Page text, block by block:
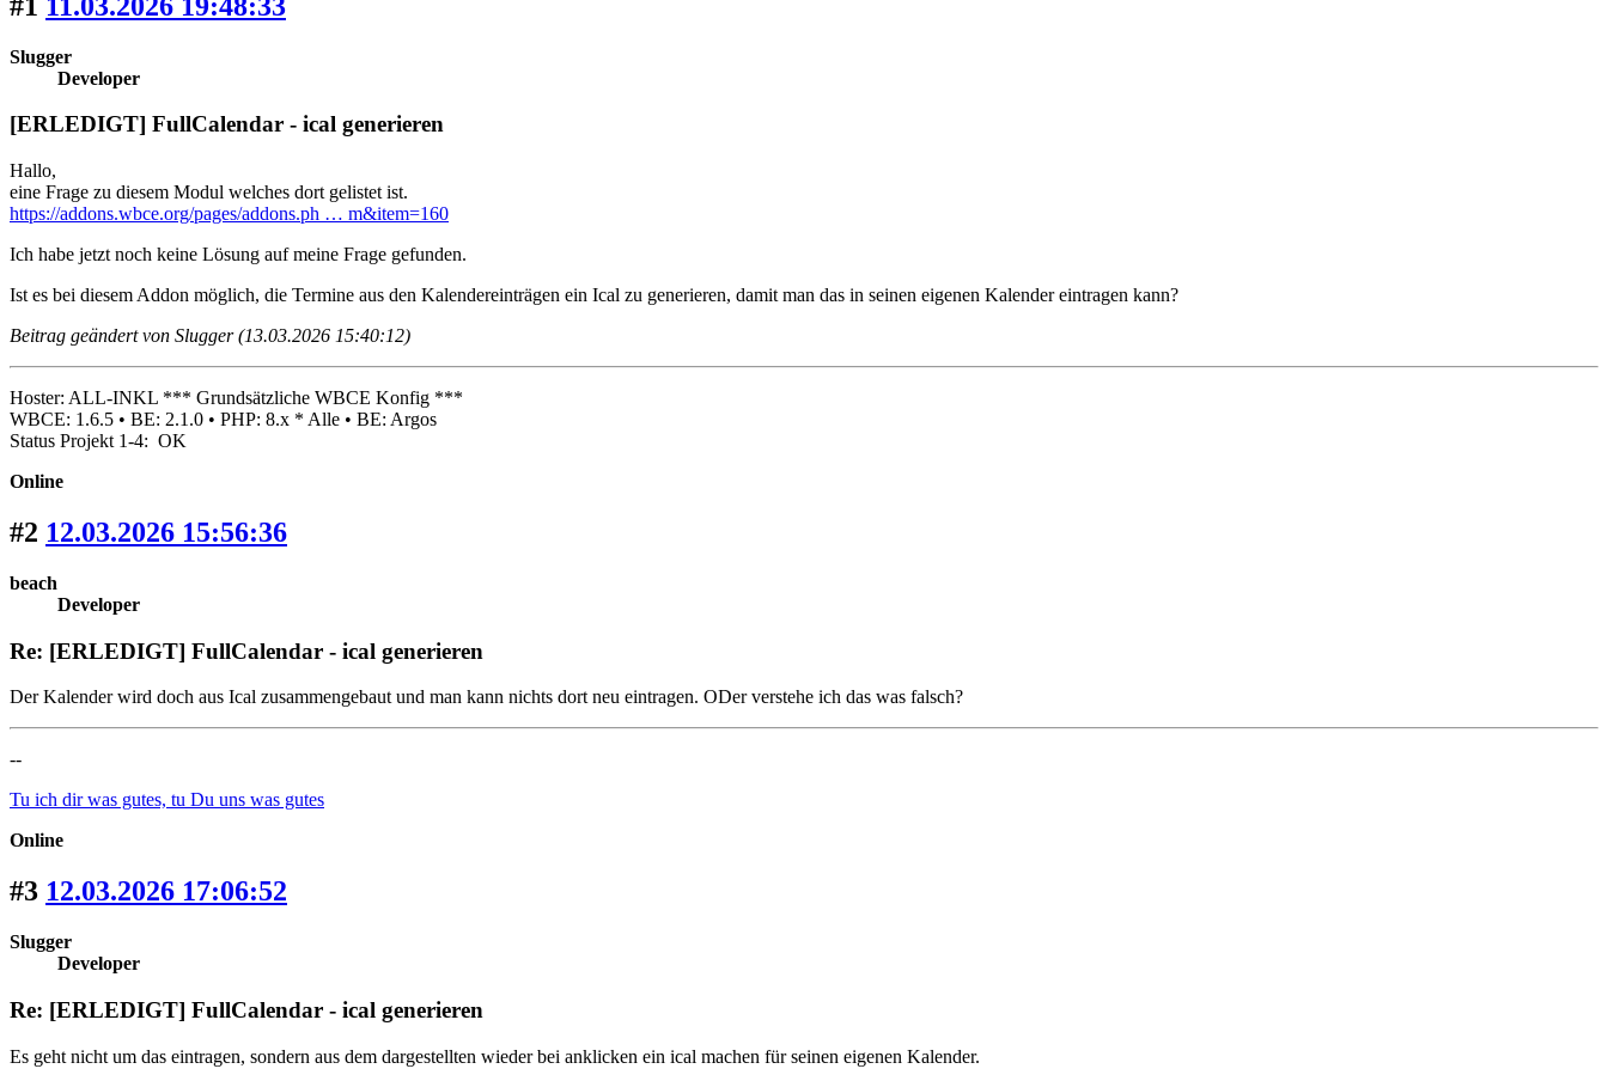
Slugger
Developer
[ERLEDIGT] FullCalendar - ical generieren
Hallo,
eine Frage zu diesem Modul welches dort gelistet ist.
https://addons.wbce.org/pages/addons.ph … m&item=160
Ich habe jetzt noch keine Lösung auf meine Frage gefunden.
Ist es bei diesem Addon möglich, die Termine aus den Kalendereinträgen ein Ical zu generieren, damit man das in seinen eigenen Kalender eintragen kann?
Beitrag geändert von Slugger (13.03.2026 15:40:12)
Hoster: ALL-INKL *** Grundsätzliche WBCE Konfig ***
WBCE: 1.6.5 • BE: 2.1.0 • PHP: 8.x * Alle • BE: Argos
Status Projekt 1-4: OK
Online
#2 12.03.2026 15:56:36
beach
Developer
Re: [ERLEDIGT] FullCalendar - ical generieren
Der Kalender wird doch aus Ical zusammengebaut und man kann nichts dort neu eintragen. ODer verstehe ich das was falsch?
--
Tu ich dir was gutes, tu Du uns was gutes
Online
#3 12.03.2026 17:06:52
Slugger
Developer
Re: [ERLEDIGT] FullCalendar - ical generieren
Es geht nicht um das eintragen, sondern aus dem dargestellten wieder bei anklicken ein ical machen für seinen eigenen Kalender.